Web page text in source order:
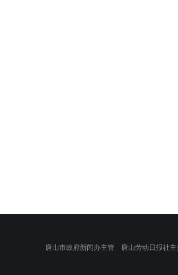
唐山市政府新闻办主管 唐山劳动日报社